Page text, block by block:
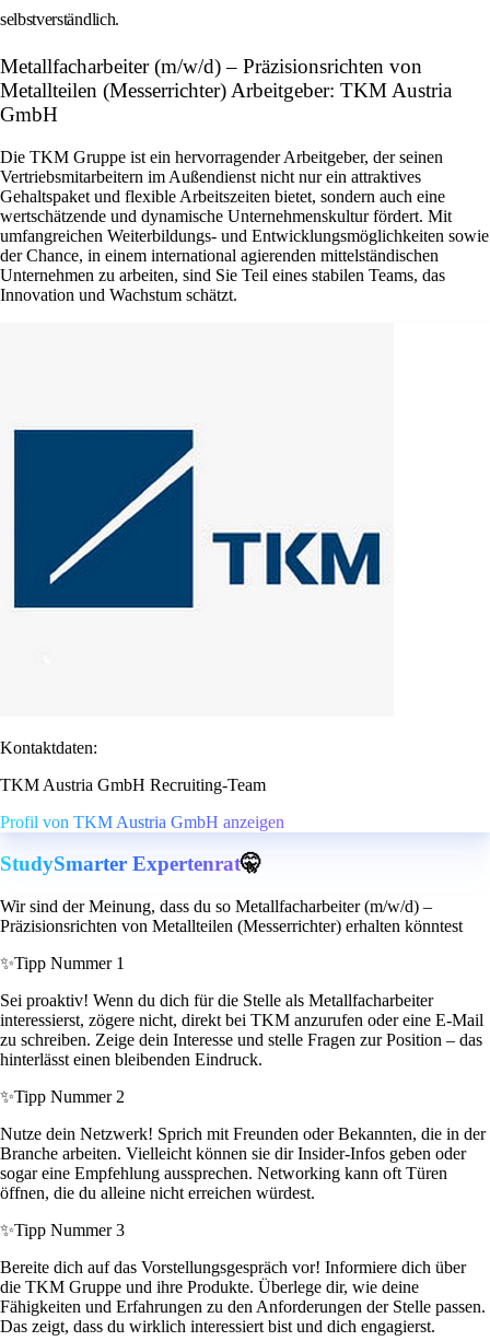
selbstverständlich.
Metallfacharbeiter (m/w/d) – Präzisionsrichten von
Metallteilen (Messerrichter) Arbeitgeber: TKM Austria
GmbH
Die TKM Gruppe ist ein hervorragender Arbeitgeber, der seinen
Vertriebsmitarbeitern im Außendienst nicht nur ein attraktives
Gehaltspaket und flexible Arbeitszeiten bietet, sondern auch eine
wertschätzende und dynamische Unternehmenskultur fördert. Mit
umfangreichen Weiterbildungs- und Entwicklungsmöglichkeiten sowie
der Chance, in einem international agierenden mittelständischen
Unternehmen zu arbeiten, sind Sie Teil eines stabilen Teams, das
Innovation und Wachstum schätzt.
Kontaktdaten:
TKM Austria GmbH Recruiting-Team
Profil von TKM Austria GmbH anzeigen
StudySmarter Expertenrat🤫
Wir sind der Meinung, dass du so Metallfacharbeiter (m/w/d) –
Präzisionsrichten von Metallteilen (Messerrichter) erhalten könntest
✨Tipp Nummer 1
Sei proaktiv! Wenn du dich für die Stelle als Metallfacharbeiter
interessierst, zögere nicht, direkt bei TKM anzurufen oder eine E-Mail
zu schreiben. Zeige dein Interesse und stelle Fragen zur Position – das
hinterlässt einen bleibenden Eindruck.
✨Tipp Nummer 2
Nutze dein Netzwerk! Sprich mit Freunden oder Bekannten, die in der
Branche arbeiten. Vielleicht können sie dir Insider-Infos geben oder
sogar eine Empfehlung aussprechen. Networking kann oft Türen
öffnen, die du alleine nicht erreichen würdest.
✨Tipp Nummer 3
Bereite dich auf das Vorstellungsgespräch vor! Informiere dich über
die TKM Gruppe und ihre Produkte. Überlege dir, wie deine
Fähigkeiten und Erfahrungen zu den Anforderungen der Stelle passen.
Das zeigt, dass du wirklich interessiert bist und dich engagierst.